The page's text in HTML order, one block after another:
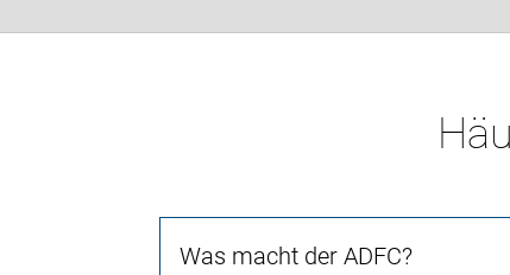
Was macht der ADFC?